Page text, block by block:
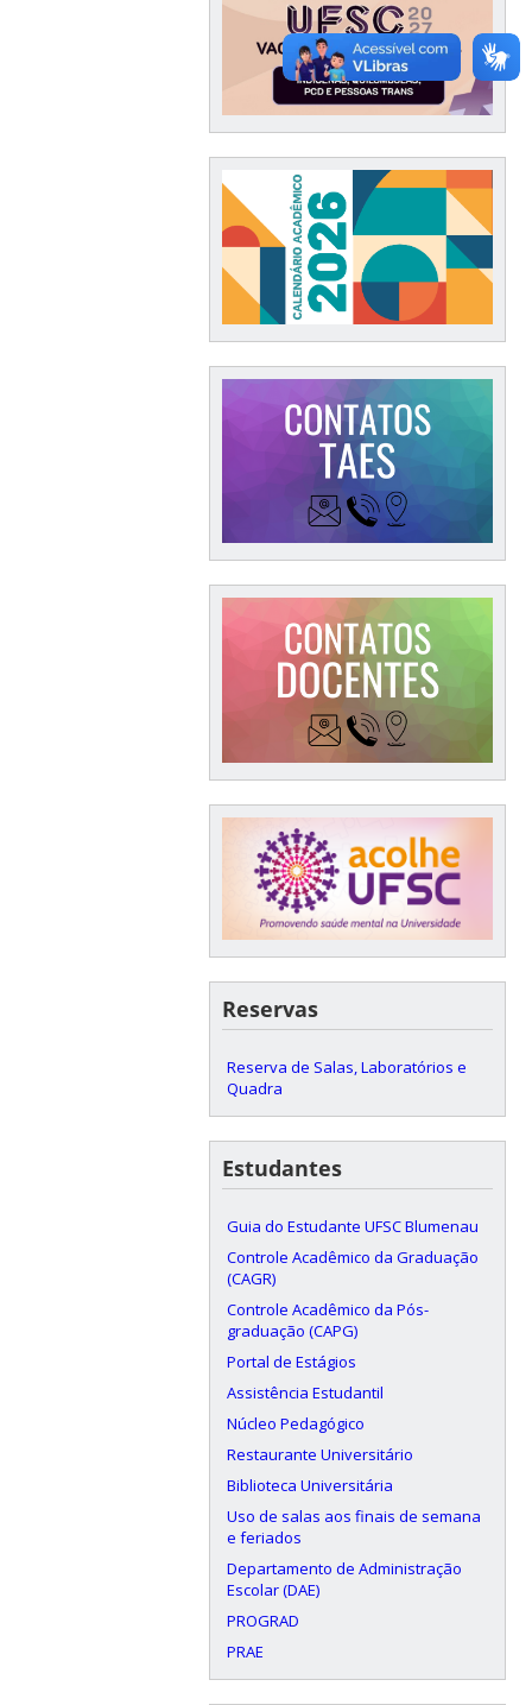
Reservas
Reserva de Salas, Laboratórios e
Quadra
Estudantes
Guia do Estudante UFSC Blumenau
Controle Acadêmico da Graduação
(CAGR)
Controle Acadêmico da Pós-
graduação (CAPG)
Portal de Estágios
Assistência Estudantil
Núcleo Pedagógico
Restaurante Universitário
Biblioteca Universitária
Uso de salas aos finais de semana
e feriados
Departamento de Administração
Escolar (DAE)
PROGRAD
PRAE